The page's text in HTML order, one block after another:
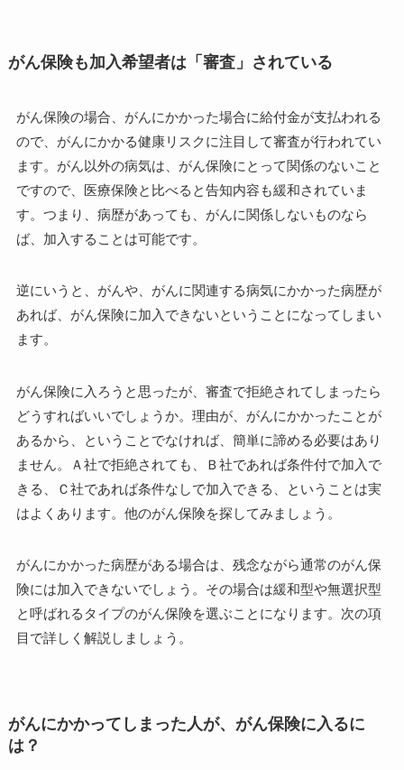
がん保険も加入希望者は「審査」されている
がん保険の場合、がんにかかった場合に給付金が支払われる
ので、がんにかかる健康リスクに注目して審査が行われてい
ます。がん以外の病気は、がん保険にとって関係のないこと
ですので、医療保険と比べると告知内容も緩和されていま
す。つまり、病歴があっても、がんに関係しないものなら
ば、加入することは可能です。
逆にいうと、がんや、がんに関連する病気にかかった病歴が
あれば、がん保険に加入できないということになってしまい
ます。
がん保険に入ろうと思ったが、審査で拒絶されてしまったら
どうすればいいでしょうか。理由が、がんにかかったことが
あるから、ということでなければ、簡単に諦める必要はあり
ません。Ａ社で拒絶されても、Ｂ社であれば条件付で加入で
きる、Ｃ社であれば条件なしで加入できる、ということは実
はよくあります。他のがん保険を探してみましょう。
がんにかかった病歴がある場合は、残念ながら通常のがん保
険には加入できないでしょう。その場合は緩和型や無選択型
と呼ばれるタイプのがん保険を選ぶことになります。次の項
目で詳しく解説しましょう。
がんにかかってしまった人が、がん保険に入るに
は？